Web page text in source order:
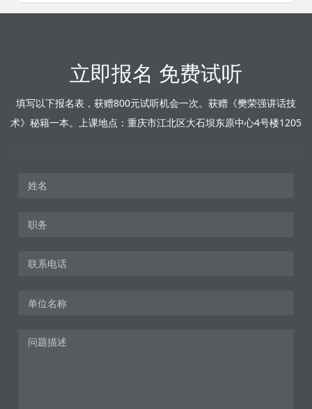
立即报名 免费试听
填写以下报名表，获赠800元试听机会一次。获赠《樊荣强讲话技
术》秘籍一本。上课地点：重庆市江北区大石坝东原中心4号楼1205